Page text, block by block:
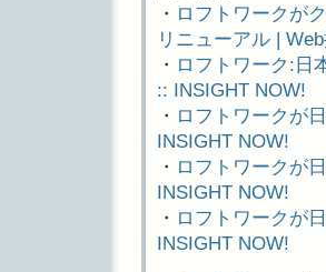
・ ロフトワークが
リニューアル |
・ ロフトワーク:日
:: INSIGHT NOW!
・ ロフトワークが
INSIGHT NOW!
・ ロフトワークが
INSIGHT NOW!
・ ロフトワークが
INSIGHT NOW!